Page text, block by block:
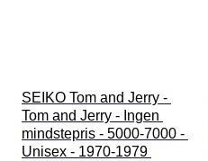
SEIKO Tom and Jerry -
Tom and Jerry - Ingen
mindstepris - 5000-7000 -
Unisex - 1970-1979